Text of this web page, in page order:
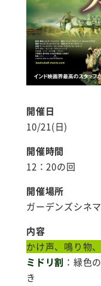
開催日
10/21(日)
開催時間
12：20の回
開催場所
ガーデンズシネマ
内容
かけ声、鳴り物
ミドリ割 ：緑色
き